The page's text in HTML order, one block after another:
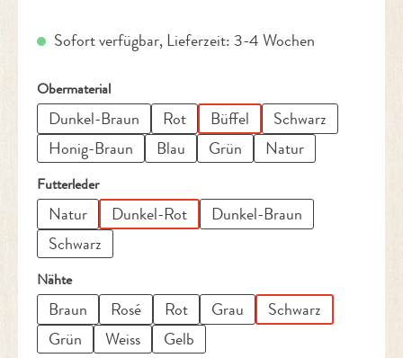
Sofort verfügbar, Lieferzeit: 3-4 Wochen
Obermaterialauswählen
Dunkel-Braun Rot Büffel
Schwarz
Honig-Braun
Blau Grün Natur
Futterlederauswählen
Natur Dunkel-Rot
Dunkel-Braun
Schwarz
Nähteauswählen
Braun Rosé Rot Grau
Schwarz
Grün
Weiss Gelb